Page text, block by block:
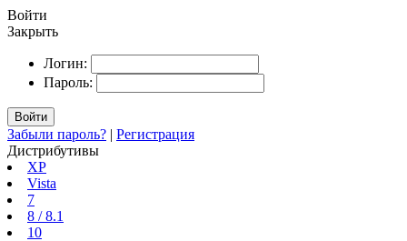
Войти
Закрыть
Логин:
Пароль:
Войти
Забыли пароль? | Регистрация
Дистрибутивы
XP
Vista
7
8 / 8.1
10